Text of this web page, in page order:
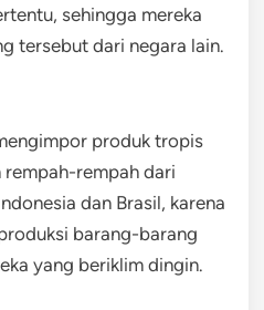
sehingga mereka
tersebut dari negara lain.
produk tropis
rempah-rempah dari
dan Brasil, karena
barang-barang
yang beriklim dingin.